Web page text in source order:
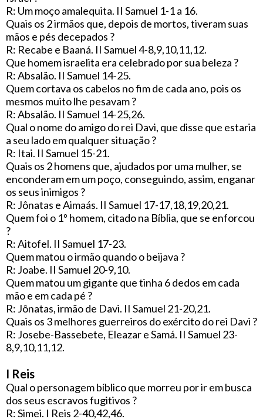
R: Um moço amalequita. II Samuel 1-1 a 16.
Quais os 2 irmãos que, depois de mortos, tiveram suas
mãos e pés decepados ?
R: Recabe e Baaná. II Samuel 4-8,9,10,11,12.
Que homem israelita era celebrado por sua beleza ?
R: Absalão. II Samuel 14-25.
Quem cortava os cabelos no fim de cada ano, pois os
mesmos muito lhe pesavam ?
R: Absalão. II Samuel 14-25,26.
Qual o nome do amigo do rei Davi, que disse que estaria
a seu lado em qualquer situação ?
R: Itai. II Samuel 15-21.
Quais os 2 homens que, ajudados por uma mulher, se
enconderam em um poço, conseguindo, assim, enganar
os seus inimigos ?
R: Jônatas e Aimaás. II Samuel 17-17,18,19,20,21.
Quem foi o 1º homem, citado na Bíblia, que se enforcou
?
R: Aitofel. II Samuel 17-23.
Quem matou o irmão quando o beijava ?
R: Joabe. II Samuel 20-9,10.
Quem matou um gigante que tinha 6 dedos em cada
mão e em cada pé ?
R: Jônatas, irmão de Davi. II Samuel 21-20,21.
Quais os 3 melhores guerreiros do exército do rei Davi ?
R: Josebe-Bassebete, Eleazar e Samá. II Samuel 23-
8,9,10,11,12.
I Reis
Qual o personagem bíblico que morreu por ir em busca
dos seus escravos fugitivos ?
R: Simei. I Reis 2-40,42,46.